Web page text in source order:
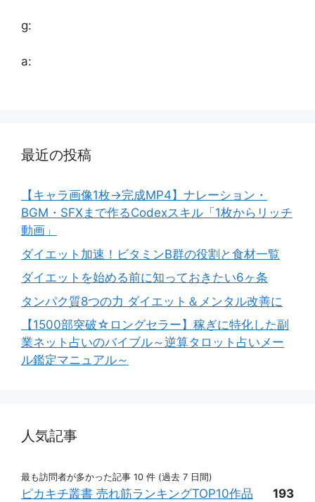
g:
a:
最近の投稿
【キャラ画像1枚→完成MP4】ナレーション・
BGM・SFXまで作るCodexスキル「1枚からリッチ
動画」
ダイエット加速！ビタミンB群の役割と食材一覧
ダイエットを始める前に知っておきたい6ヶ条
タンパク質8つの力 ダイエット＆メンタル改善に
【1500部突破☆ロングセラー】稼ぎに特化した副
業ネット占いのバイブル～逆算タロット占いメー
ル鑑定マニュアル～
人気記事
最も訪問者が多かった記事 10 件 (過去 7 日間)
ピカキチ叢書 売れ筋ランキングTOP10作品
193